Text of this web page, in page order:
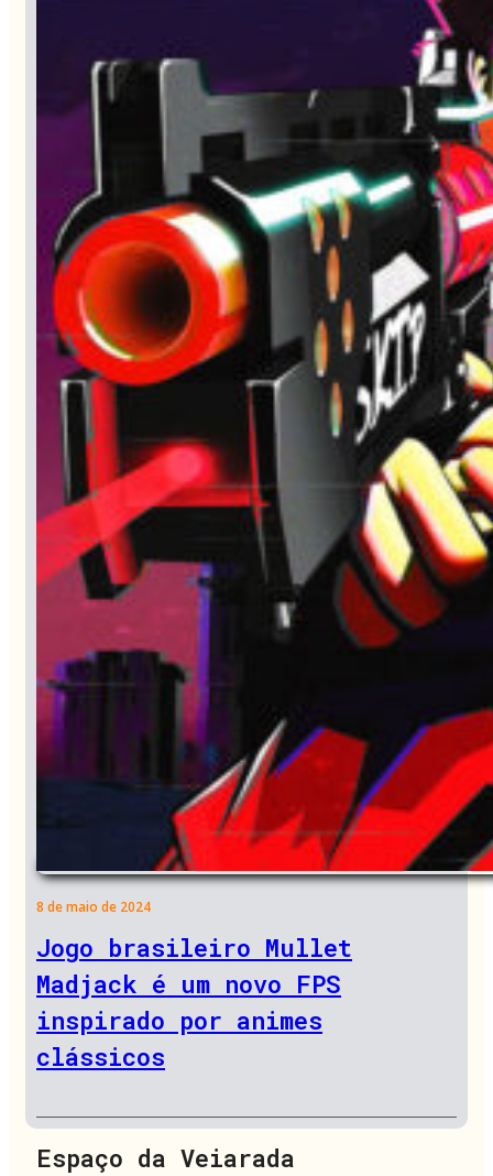
8 de maio de 2024
Jogo brasileiro Mullet
Madjack é um novo FPS
inspirado por animes
clássicos
Espaço da Veiarada